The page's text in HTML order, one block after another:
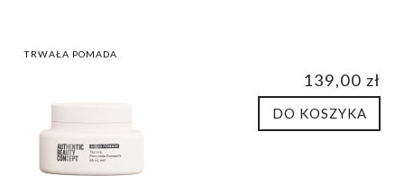
TRWAŁA POMADA
139,00 zł
DO KOSZYKA